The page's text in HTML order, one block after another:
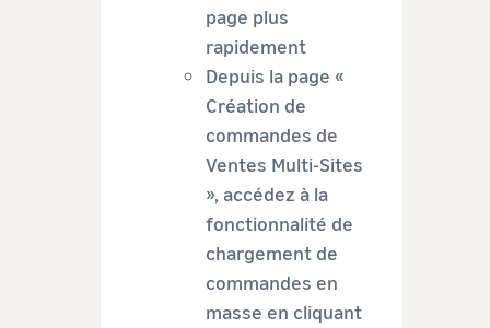
page plus
rapidement
Depuis la page «
Création de
commandes de
Ventes Multi-Sites
», accédez à la
fonctionnalité de
chargement de
commandes en
masse en cliquant